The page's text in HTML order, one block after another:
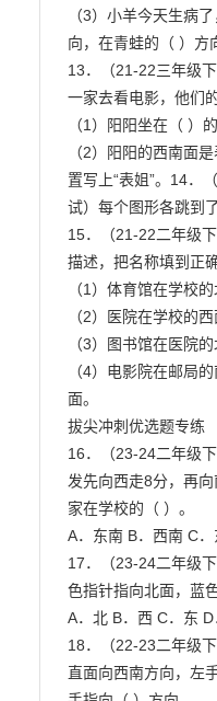
（3）小羊今天生病
向，在青蛙的（ ）方
13．（21-22三年级
一家去看电影，他们
（1）阳阳坐在（ ）的
（2）阳阳的西南面
置写上“表姐”。14．
试）每个图形各跳到
15．（21-22二年级
描述，把名称填到正
（1）体育馆在学校
（2）医院在学校的
（3）图书馆在医院
（4）电影院在邮局
面。
拔尖冲刺优选题专练
16．（23-24二年级
发先向西走8分，再
家在学校的（ ）。
A．东南 B．西南 C
17．（23-24二年级
色指针指向北面，蓝
A．北 B．西 C．东 D
18．（22-23二年级
直面向西南方向，左